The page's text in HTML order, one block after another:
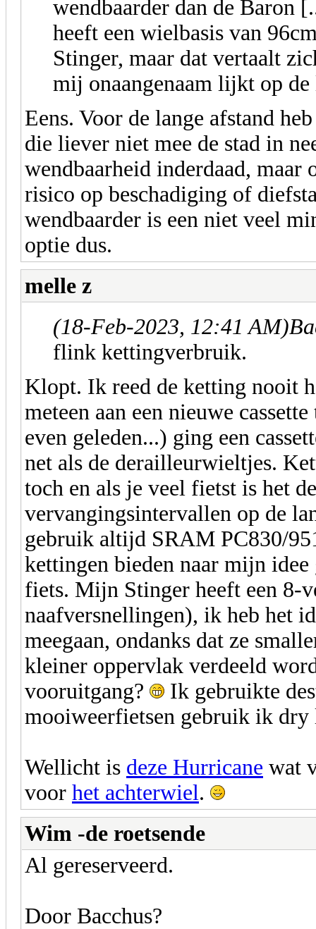
wendbaarder dan de Baron
heeft een wielbasis van
Stinger, maar dat vertaalt
mij onaangenaam lijkt op de
Eens. Voor de lange afstand
die liever niet mee de stad in
wendbaarheid inderdaad,
risico op beschadiging of
wendbaarder is een niet veel
optie dus.
melle z
(18-Feb-2023, 12:41 AM)
flink kettingverbruik.
Klopt. Ik reed de ketting nooit
meteen aan een nieuwe
even geleden...) ging een
net als de derailleurwieltjes.
toch en als je veel fietst is het
vervangingsintervallen op de
gebruik altijd SRAM PC830/
kettingen bieden naar mijn idee
fiets. Mijn Stinger heeft een 8-
naafversnellingen), ik heb het
meegaan, ondanks dat ze
kleiner oppervlak verdeeld
vooruitgang?
Ik gebruikte
mooiweerfietsen gebruik ik dry
Wellicht is deze Hurricane wat
voor het achterwiel.
Wim -de roetsende
Al gereserveerd.
Door Bacchus?